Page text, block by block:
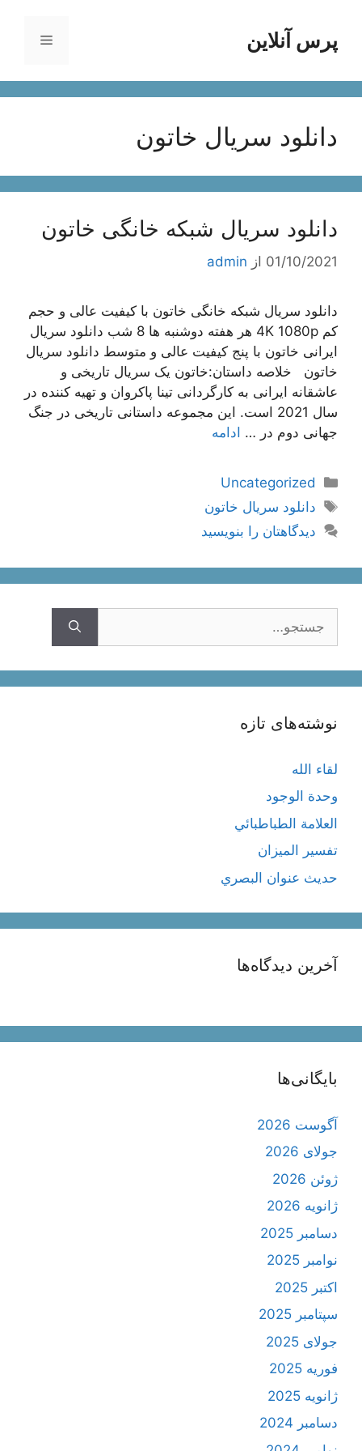
محتواپرس آنلاین فهرست
دانلود سریال خاتون
دانلود سریال شبکه خانگی خاتون
01/10/2021 از admin
دانلود سریال شبکه خانگی خاتون با کیفیت عالی و حجم
کم 4K 1080p هر هفته دوشنبه ها 8 شب دانلود سریال
ایرانی خاتون با پنج کیفیت عالی و متوسط دانلود سریال
خاتون خلاصه داستان:خاتون یک سریال تاریخی و
عاشقانه ایرانی به کارگردانی تینا پاکروان و تهیه کننده در
سال 2021 است. این مجموعه داستانی تاریخی در جنگ
جهانی دوم در … ادامه
دسته‌ها
Uncategorized
برچسب‌ها
دانلود سریال خاتون
دیدگاهتان را بنویسید
نوشته‌های تازه
لقاء الله
وحدة الوجود
العلامة الطباطبائي
تفسير الميزان
حديث عنوان البصري
آخرین دیدگاه‌ها
بایگانی‌ها
آگوست 2026
جولای 2026
ژوئن 2026
ژانویه 2026
دسامبر 2025
نوامبر 2025
اکتبر 2025
سپتامبر 2025
جولای 2025
فوریه 2025
ژانویه 2025
دسامبر 2024